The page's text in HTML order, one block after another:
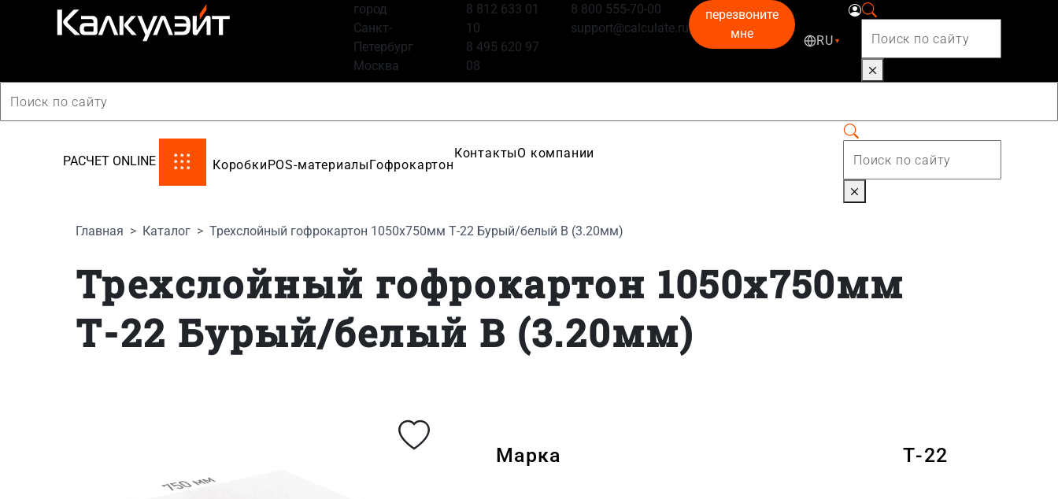
город
Санкт-
Петербург
Москва
8 812 633 01
10
8 495 620 97
08
8 800 555-70-00
support@calculate.ru
перезвоните
мне
RU ▾
РАСЧЕТ ONLINE КоробкиPOS-материалыГофрокартон
КонтактыО компании
Главная Каталог Трехслойный гофрокартон 1050x750мм Т-22 Бурый/белый B (3.20мм)
Трехслойный гофрокартон 1050x750мм
Т-22 Бурый/белый B (3.20мм)
Марка Т-22